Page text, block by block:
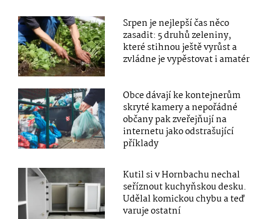
Srpen je nejlepší čas něco
zasadit: 5 druhů zeleniny,
které stihnou ještě vyrůst a
zvládne je vypěstovat i amatér
Obce dávají ke kontejnerům
skryté kamery a nepořádné
občany pak zveřejňují na
internetu jako odstrašující
příklady
Kutil si v Hornbachu nechal
seříznout kuchyňskou desku.
Udělal komickou chybu a teď
varuje ostatní